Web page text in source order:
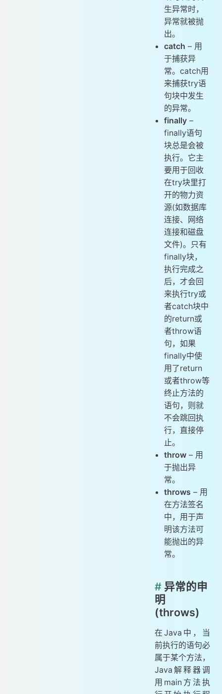
生异常时，
异常就被抛
出。
catch – 用
于捕获异
常。catch用
来捕获try语
句块中发生
的异常。
finally –
finally语句
块总是会被
执行。它主
要用于回收
在try块里打
开的物力资
源(如数据库
连接、网络
连接和磁盘
文件)。只有
finally块，
执行完成之
后，才会回
来执行try或
者catch块中
的return或
者throw语
句，如果
finally中使
用了return
或者throw等
终止方法的
语句，则就
不会跳回执
行，直接停
止。
throw – 用
于抛出异
常。
throws – 用
在方法签名
中，用于声
明该方法可
能抛出的异
常。
# 异常的申
明
(throws)
在Java中，当
前执行的语句必
属于某个方法，
Java解释器调
用main方法执